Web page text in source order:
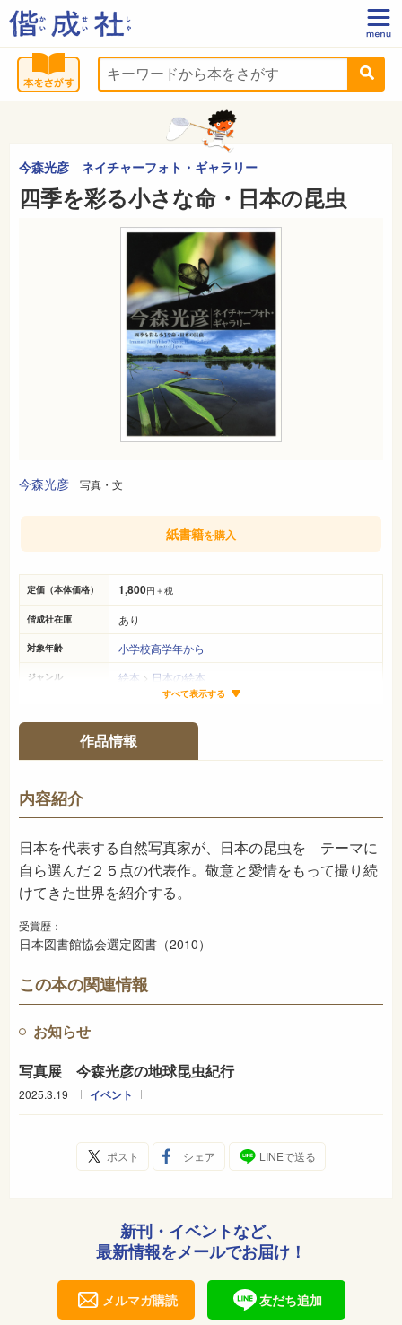
今森光彦 ネイチャーフォト・ギャラリー
四季を彩る小さな命・日本の昆虫
今森光彦 写真・文
定価（本体価格） 1,800円＋税
偕成社在庫 あり
対象年齢 小学校高学年から
ジャンル 絵本 > 日本の絵本
94ページ
ISBN 978-4-03-016520-5
NDC
発売日 2010年4月
すべて表示する
紙書籍を購入
作品情報
内容紹介
日本を代表する自然写真家が、日本の昆虫を テーマに
自ら選んだ２５点の代表作。敬意と愛情をもって撮り続
けてきた世界を紹介する。
受賞歴：
日本図書館協会選定図書（2010）
この本の関連情報
お知らせ
写真展 今森光彦の地球昆虫紀行
2025.3.19 イベント
ポスト シェア LINEで送る
新刊・イベントなど、
最新情報をメールでお届け！
メルマガ購読 友だち追加